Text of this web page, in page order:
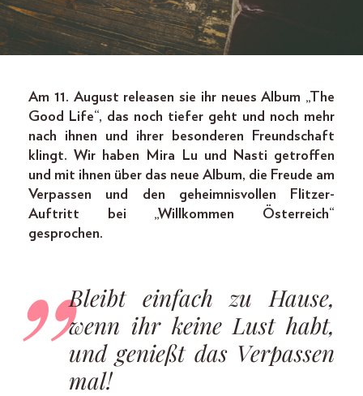
Am 11. August releasen sie ihr neues Album „The
Good Life“, das noch tiefer geht und noch mehr
nach ihnen und ihrer besonderen Freundschaft
klingt. Wir haben Mira Lu und Nasti getroffen
und mit ihnen über das neue Album, die Freude am
Verpassen und den geheimnisvollen Flitzer-
Auftritt bei „Willkommen Österreich“
gesprochen.
Bleibt einfach zu Hause,
wenn ihr keine Lust habt,
und genießt das Verpassen
mal!